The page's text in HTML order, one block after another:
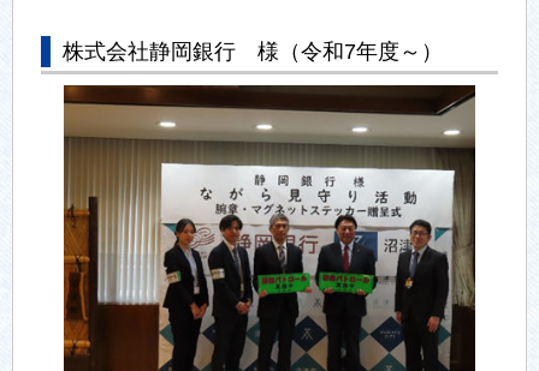
株式会社静岡銀行 様（令和7年度～）